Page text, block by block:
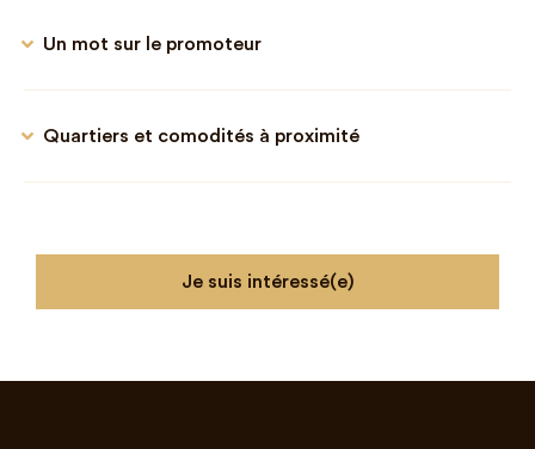
Un mot sur le promoteur
Quartiers et comodités à proximité
Je suis intéressé(e)